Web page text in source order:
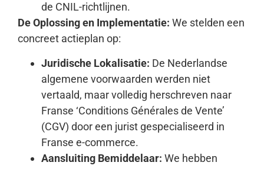
de CNIL-richtlijnen.
De Oplossing en Implementatie: We stelden een
concreet actieplan op:
Juridische Lokalisatie: De Nederlandse
algemene voorwaarden werden niet
vertaald, maar volledig herschreven naar
Franse ‘Conditions Générales de Vente’
(CGV) door een jurist gespecialiseerd in
Franse e-commerce.
Aansluiting Bemiddelaar: We hebben